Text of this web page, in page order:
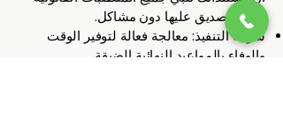
ويتم التصديق عليها دون مشاكل.
سرعة التنفيذ: معالجة فعالة لتوفير الوقت
والوفاء بالمواعيد النهائية الضيقة.